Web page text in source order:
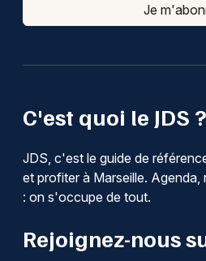
C'est quoi le JDS ?
JDS, c'est le guide de
et profiter à Marseille. Agenda,
: on s'occupe de tout.
Rejoignez-nous
Je